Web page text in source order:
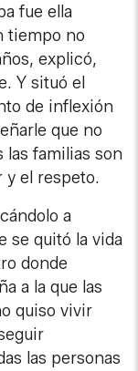
fue ella
tiempo no
explicó,
Y situó el
de inflexión
que no
las familias son
y el respeto.
a
se quitó la vida
donde
a la que las
quiso vivir
las personas